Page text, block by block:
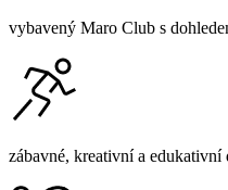
vybavený Maro Club s
zábavné, kreativní a edukativní